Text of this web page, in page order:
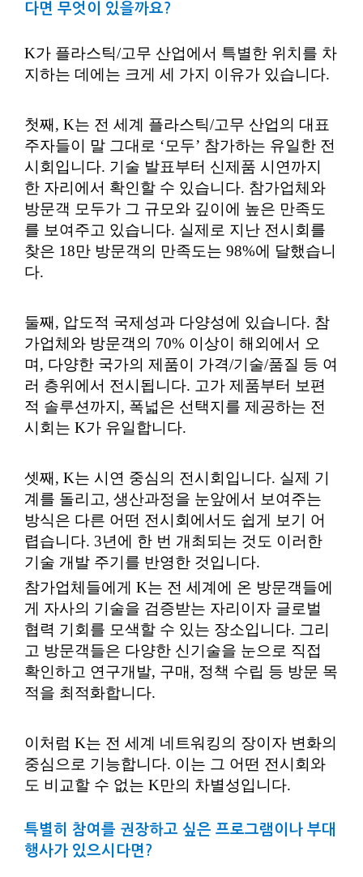
다면 무엇이 있을까요?
K가 플라스틱/고무 산업에서 특별한 위치를 차
지하는 데에는 크게 세 가지 이유가 있습니다.
첫째, K는 전 세계 플라스틱/고무 산업의 대표
주자들이 말 그대로 ‘모두’ 참가하는 유일한 전
시회입니다. 기술 발표부터 신제품 시연까지
한 자리에서 확인할 수 있습니다. 참가업체와
방문객 모두가 그 규모와 깊이에 높은 만족도
를 보여주고 있습니다. 실제로 지난 전시회를
찾은 18만 방문객의 만족도는 98%에 달했습니
다.
둘째, 압도적 국제성과 다양성에 있습니다. 참
가업체와 방문객의 70% 이상이 해외에서 오
며, 다양한 국가의 제품이 가격/기술/품질 등 여
러 층위에서 전시됩니다. 고가 제품부터 보편
적 솔루션까지, 폭넓은 선택지를 제공하는 전
시회는 K가 유일합니다.
셋째, K는 시연 중심의 전시회입니다. 실제 기
계를 돌리고, 생산과정을 눈앞에서 보여주는
방식은 다른 어떤 전시회에서도 쉽게 보기 어
렵습니다. 3년에 한 번 개최되는 것도 이러한
기술 개발 주기를 반영한 것입니다.
참가업체들에게 K는 전 세계에 온 방문객들에
게 자사의 기술을 검증받는 자리이자 글로벌
협력 기회를 모색할 수 있는 장소입니다. 그리
고 방문객들은 다양한 신기술을 눈으로 직접
확인하고 연구개발, 구매, 정책 수립 등 방문 목
적을 최적화합니다.
이처럼 K는 전 세계 네트워킹의 장이자 변화의
중심으로 기능합니다. 이는 그 어떤 전시회와
도 비교할 수 없는 K만의 차별성입니다.
특별히 참여를 권장하고 싶은 프로그램이나 부대
행사가 있으시다면?